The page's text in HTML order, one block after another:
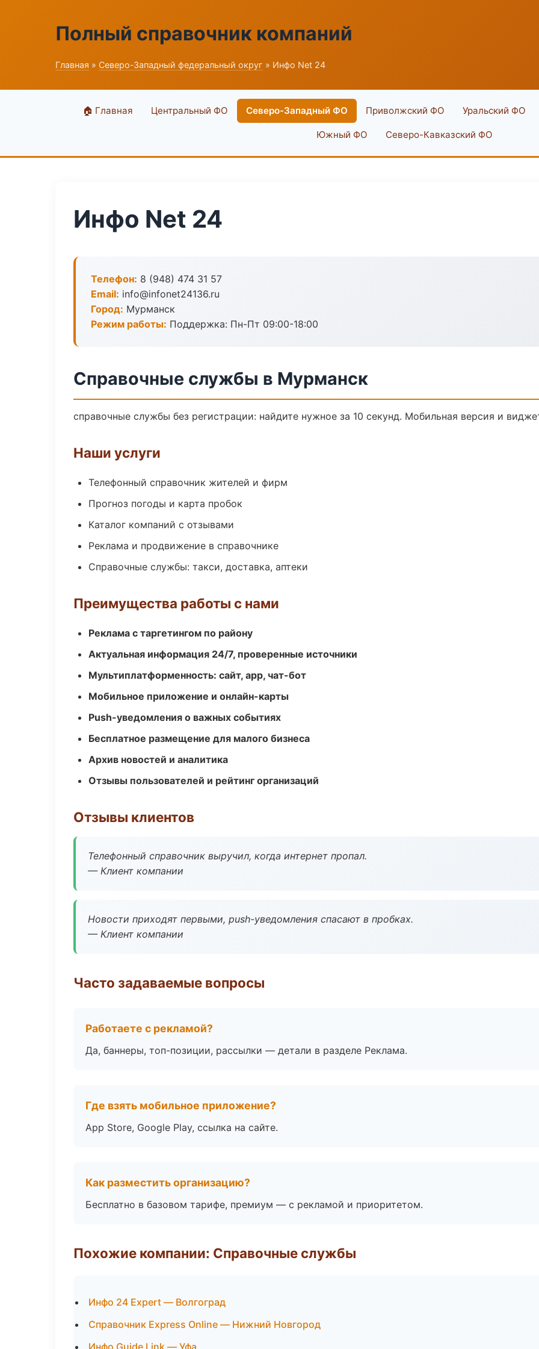
Полный справочник компаний
Главная » Северо-Западный федеральный округ » Инфо Net 24
🏠 Главная Центральный ФО Северо-Западный ФО Приволжский ФО Уральский ФО
Южный ФО Северо-Кавказский ФО
Инфо Net 24
Телефон: 8 (948) 474 31 57
Email: info@infonet24136.ru
Город: Мурманск
Режим работы: Поддержка: Пн-Пт 09:00-18:00
Справочные службы в Мурманск
справочные службы без регистрации: найдите нужное за 10 секунд. Мобильная версия и
Наши услуги
Телефонный справочник жителей и фирм
Прогноз погоды и карта пробок
Каталог компаний с отзывами
Реклама и продвижение в справочнике
Справочные службы: такси, доставка, аптеки
Преимущества работы с нами
Реклама с таргетингом по району
Актуальная информация 24/7, проверенные источники
Мультиплатформенность: сайт, app, чат-бот
Мобильное приложение и онлайн-карты
Push-уведомления о важных событиях
Бесплатное размещение для малого бизнеса
Архив новостей и аналитика
Отзывы пользователей и рейтинг организаций
Отзывы клиентов
Телефонный справочник выручил, когда интернет пропал.
— Клиент компании
Новости приходят первыми, push-уведомления спасают в пробках.
— Клиент компании
Часто задаваемые вопросы
Работаете с рекламой?
Да, баннеры, топ-позиции, рассылки — детали в разделе Реклама.
Где взять мобильное приложение?
App Store, Google Play, ссылка на сайте.
Как разместить организацию?
Бесплатно в базовом тарифе, премиум — с рекламой и приоритетом.
Похожие компании: Справочные службы
Инфо 24 Expert — Волгоград
Справочник Express Online — Нижний Новгород
Инфо Guide Link — Уфа